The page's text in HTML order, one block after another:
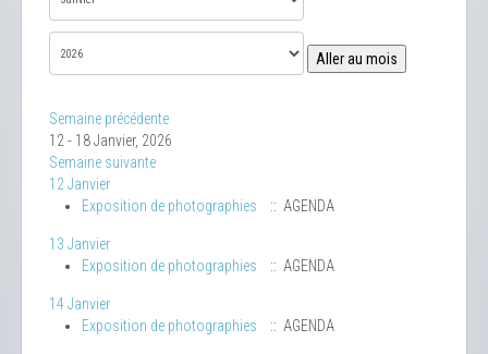
Aller au mois
Semaine précédente
12 - 18 Janvier, 2026
Semaine suivante
12 Janvier
Exposition de photographies
:: AGENDA
13 Janvier
Exposition de photographies
:: AGENDA
14 Janvier
Exposition de photographies
:: AGENDA